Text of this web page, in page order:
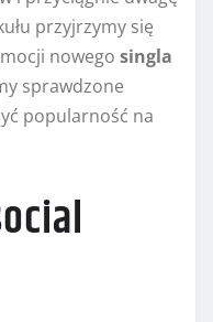
przyjrzymy się
nowego singla
sprawdzone
popularność na